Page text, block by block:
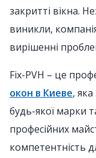
закритті вікна.
виникли,
вирішенні
Fix-PVH – це
окон в Киеве,
будь-якої марки
професійних
компетентність